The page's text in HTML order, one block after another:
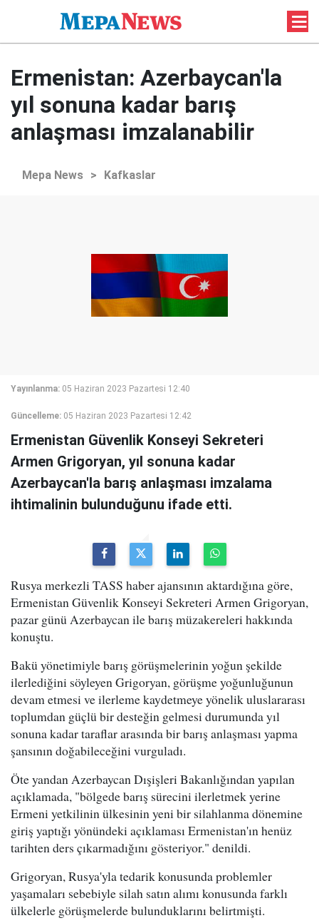
Ermenistan: Azerbaycan'la
yıl sonuna kadar barış
anlaşması imzalanabilir
Mepa News > Kafkaslar
Yayınlanma: 05 Haziran 2023 Pazartesi 12:40
Güncelleme: 05 Haziran 2023 Pazartesi 12:42
Ermenistan Güvenlik Konseyi Sekreteri
Armen Grigoryan, yıl sonuna kadar
Azerbaycan'la barış anlaşması imzalama
ihtimalinin bulunduğunu ifade etti.
Rusya merkezli TASS haber ajansının aktardığına göre,
Ermenistan Güvenlik Konseyi Sekreteri Armen Grigoryan,
pazar günü Azerbaycan ile barış müzakereleri hakkında
konuştu.
Bakü yönetimiyle barış görüşmelerinin yoğun şekilde
ilerlediğini söyleyen Grigoryan, görüşme yoğunluğunun
devam etmesi ve ilerleme kaydetmeye yönelik uluslararası
toplumdan güçlü bir desteğin gelmesi durumunda yıl
sonuna kadar taraflar arasında bir barış anlaşması yapma
şansının doğabileceğini vurguladı.
Öte yandan Azerbaycan Dışişleri Bakanlığından yapılan
açıklamada, "bölgede barış sürecini ilerletmek yerine
Ermeni yetkilinin ülkesinin yeni bir silahlanma dönemine
giriş yaptığı yönündeki açıklaması Ermenistan'ın henüz
tarihten ders çıkarmadığını gösteriyor." denildi.
Grigoryan, Rusya'yla tedarik konusunda problemler
yaşamaları sebebiyle silah satın alımı konusunda farklı
ülkelerle görüşmelerde bulunduklarını belirtmişti.